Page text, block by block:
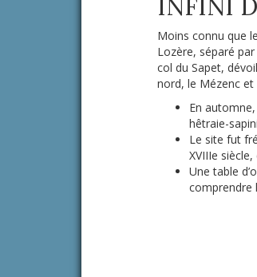
INFINI
Moins connu que
Lozère, séparé
col du Sapet,
nord, le Mézenc
En
hêtraie-
Le site fut
XVIIIe
Une table
comprendre